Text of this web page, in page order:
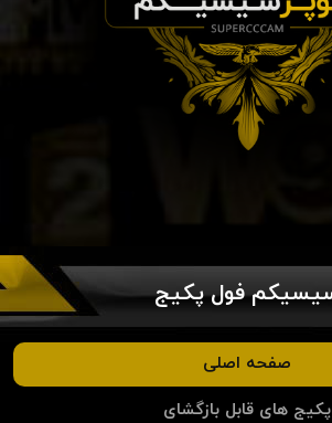
فول پکیج
صفحه اصلی
پکیج های قابل بازگشای